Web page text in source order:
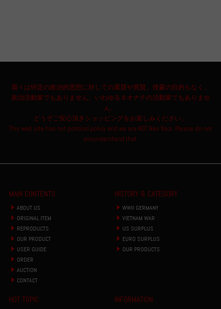
我々は特定の政治的思想に対しての翼賛や賞賛、啓蒙の目的もなく、
政治活動家でもありません。いわゆるネオナチの活動家でもありませ
ん。
どうぞご安心頂きショッピングをお楽しみください。
This web site has not political policy and we are NOT Neo Nazi. Please do not
misunderstand that.
MAIN CONTENTS
ABOUT US
ORIGINAL ITEM
REPRODUCTS
OUR PRODUCT
USER GUIDE
ORDER
AUCTION
CONTACT
HISTORY & CATEGORY
WWII GERMANY
VIETNAM WAR
US SURPLUS
EURO SURPLUS
OUR PRODUCTS
HOT TOPIC INFORMATION